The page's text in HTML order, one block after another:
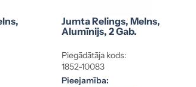
Jumta Relings, Melns,
Alumīnijs, 2 Gab.
Piegādātāja kods:
1852-10083
Pieejamība: